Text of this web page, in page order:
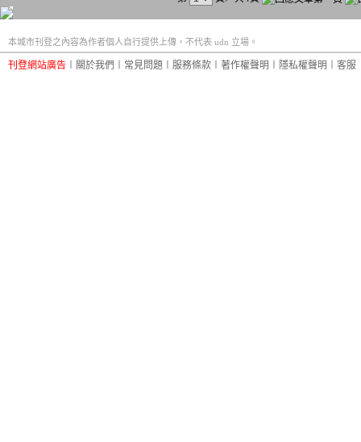
本城市刊登之內容為作者個人自行提供上傳，不代表 udn 立場。
刊登網站廣告 關於我們 常見問題 服務條款 著作權聲明 隱私權聲明 客服